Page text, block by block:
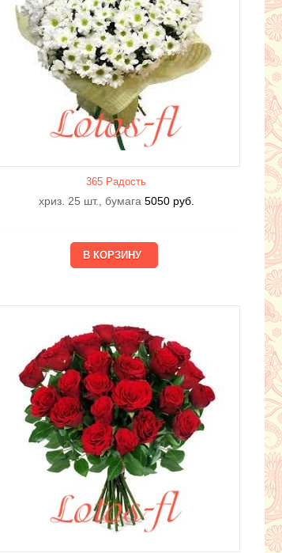
4 Касабланка
2010 руб.
365 Радость
хриз. 25 шт., бумага 5050 руб.